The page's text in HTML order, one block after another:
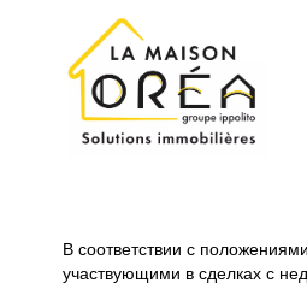
В соответствии с
участвующими в сделках с